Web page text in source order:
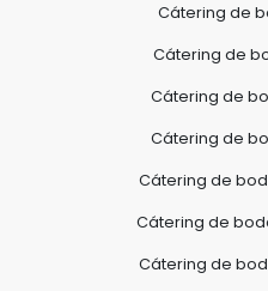
Cátering de
Cátering de
Cátering de
Cátering de
Cátering de
Cátering de
Cátering de